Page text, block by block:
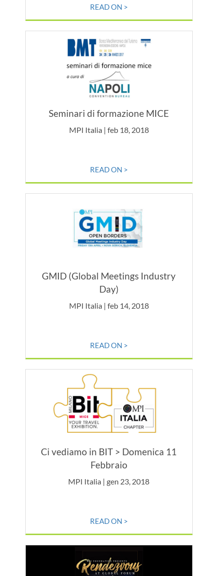
READ ON >
Seminari di formazione MICE
MPI Italia | feb 18, 2018
READ ON >
GMID (Global Meetings Industry
Day)
MPI Italia | feb 14, 2018
READ ON >
Ci vediamo in BIT > Domenica 11
Febbraio
MPI Italia | gen 23, 2018
READ ON >